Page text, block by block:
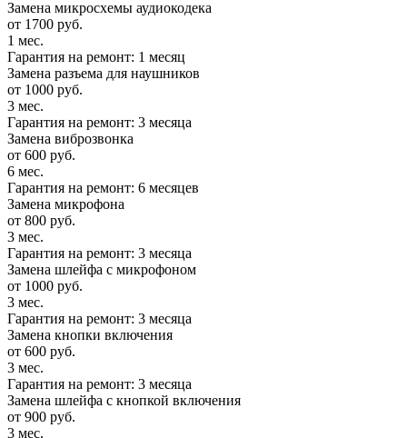
Замена микросхемы аудиокодека
от 1700 руб.
1 мес.
Гарантия на ремонт: 1 месяц
Замена разъема для наушников
от 1000 руб.
3 мес.
Гарантия на ремонт: 3 месяца
Замена виброзвонка
от 600 руб.
6 мес.
Гарантия на ремонт: 6 месяцев
Замена микрофона
от 800 руб.
3 мес.
Гарантия на ремонт: 3 месяца
Замена шлейфа с микрофоном
от 1000 руб.
3 мес.
Гарантия на ремонт: 3 месяца
Замена кнопки включения
от 600 руб.
3 мес.
Гарантия на ремонт: 3 месяца
Замена шлейфа с кнопкой включения
от 900 руб.
3 мес.